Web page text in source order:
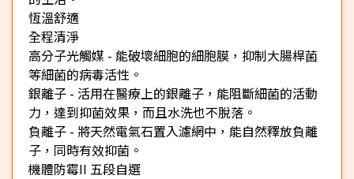
恆溫舒適
全程清淨
高分子光觸媒 - 能破壞細胞的細胞膜，抑制大腸桿菌
等細菌的病毒活性。
銀離子 - 活用在醫療上的銀離子，能阻斷細菌的活動
力，達到抑菌效果，而且水洗也不脫落。
負離子 - 將天然電氣石置入濾網中，能自然釋放負離
子，同時有效抑菌。
機體防霉II 五段自選